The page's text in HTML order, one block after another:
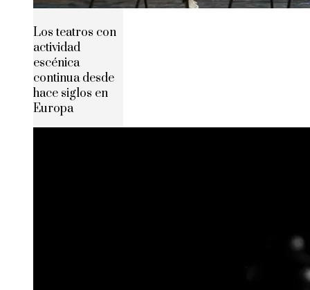
Los teatros con
actividad
escénica
continua desde
hace siglos en
Europa